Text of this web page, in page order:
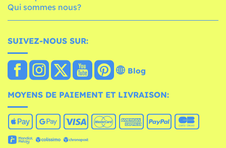
Qui sommes nous?
SUIVEZ-NOUS SUR:
Blog
MOYENS DE PAIEMENT ET LIVRAISON: